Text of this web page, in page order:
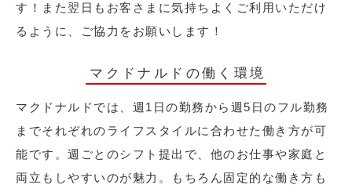
す！また翌日もお客さまに気持ちよくご利用いただけ
るように、ご協力をお願いします！
マクドナルドの働く環境
マクドナルドでは、週1日の勤務から週5日のフル勤務
までそれぞれのライフスタイルに合わせた働き方が可
能です。週ごとのシフト提出で、他のお仕事や家庭と
両立もしやすいのが魅力。もちろん固定的な働き方も